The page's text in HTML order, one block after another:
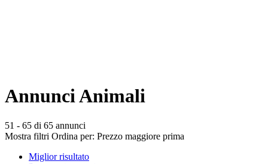
Annunci Animali
51 - 65 di 65 annunci
Mostra filtri Ordina per: Prezzo maggiore prima
Miglior risultato